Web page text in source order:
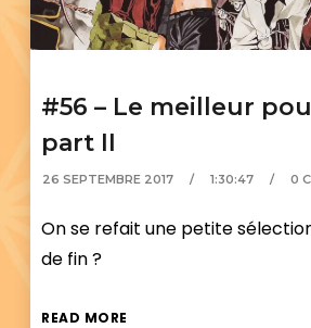
#56 – Le meilleur
part II
26 SEPTEMBRE 2017 1:30:47 0
On se refait une petite
de fin ?
READ MORE